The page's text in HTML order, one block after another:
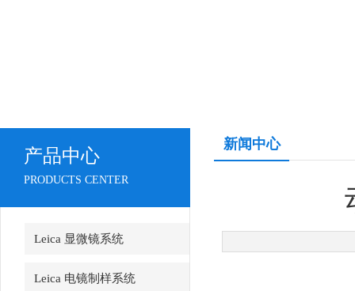
产品中心
PRODUCTS CENTER
Leica 显微镜系统
Leica 电镜制样系统
新闻中心